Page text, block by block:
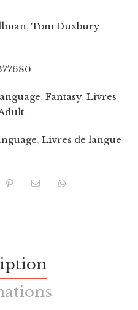
, Tom Duxbury
, Fantasy, Livres
, Livres de langue